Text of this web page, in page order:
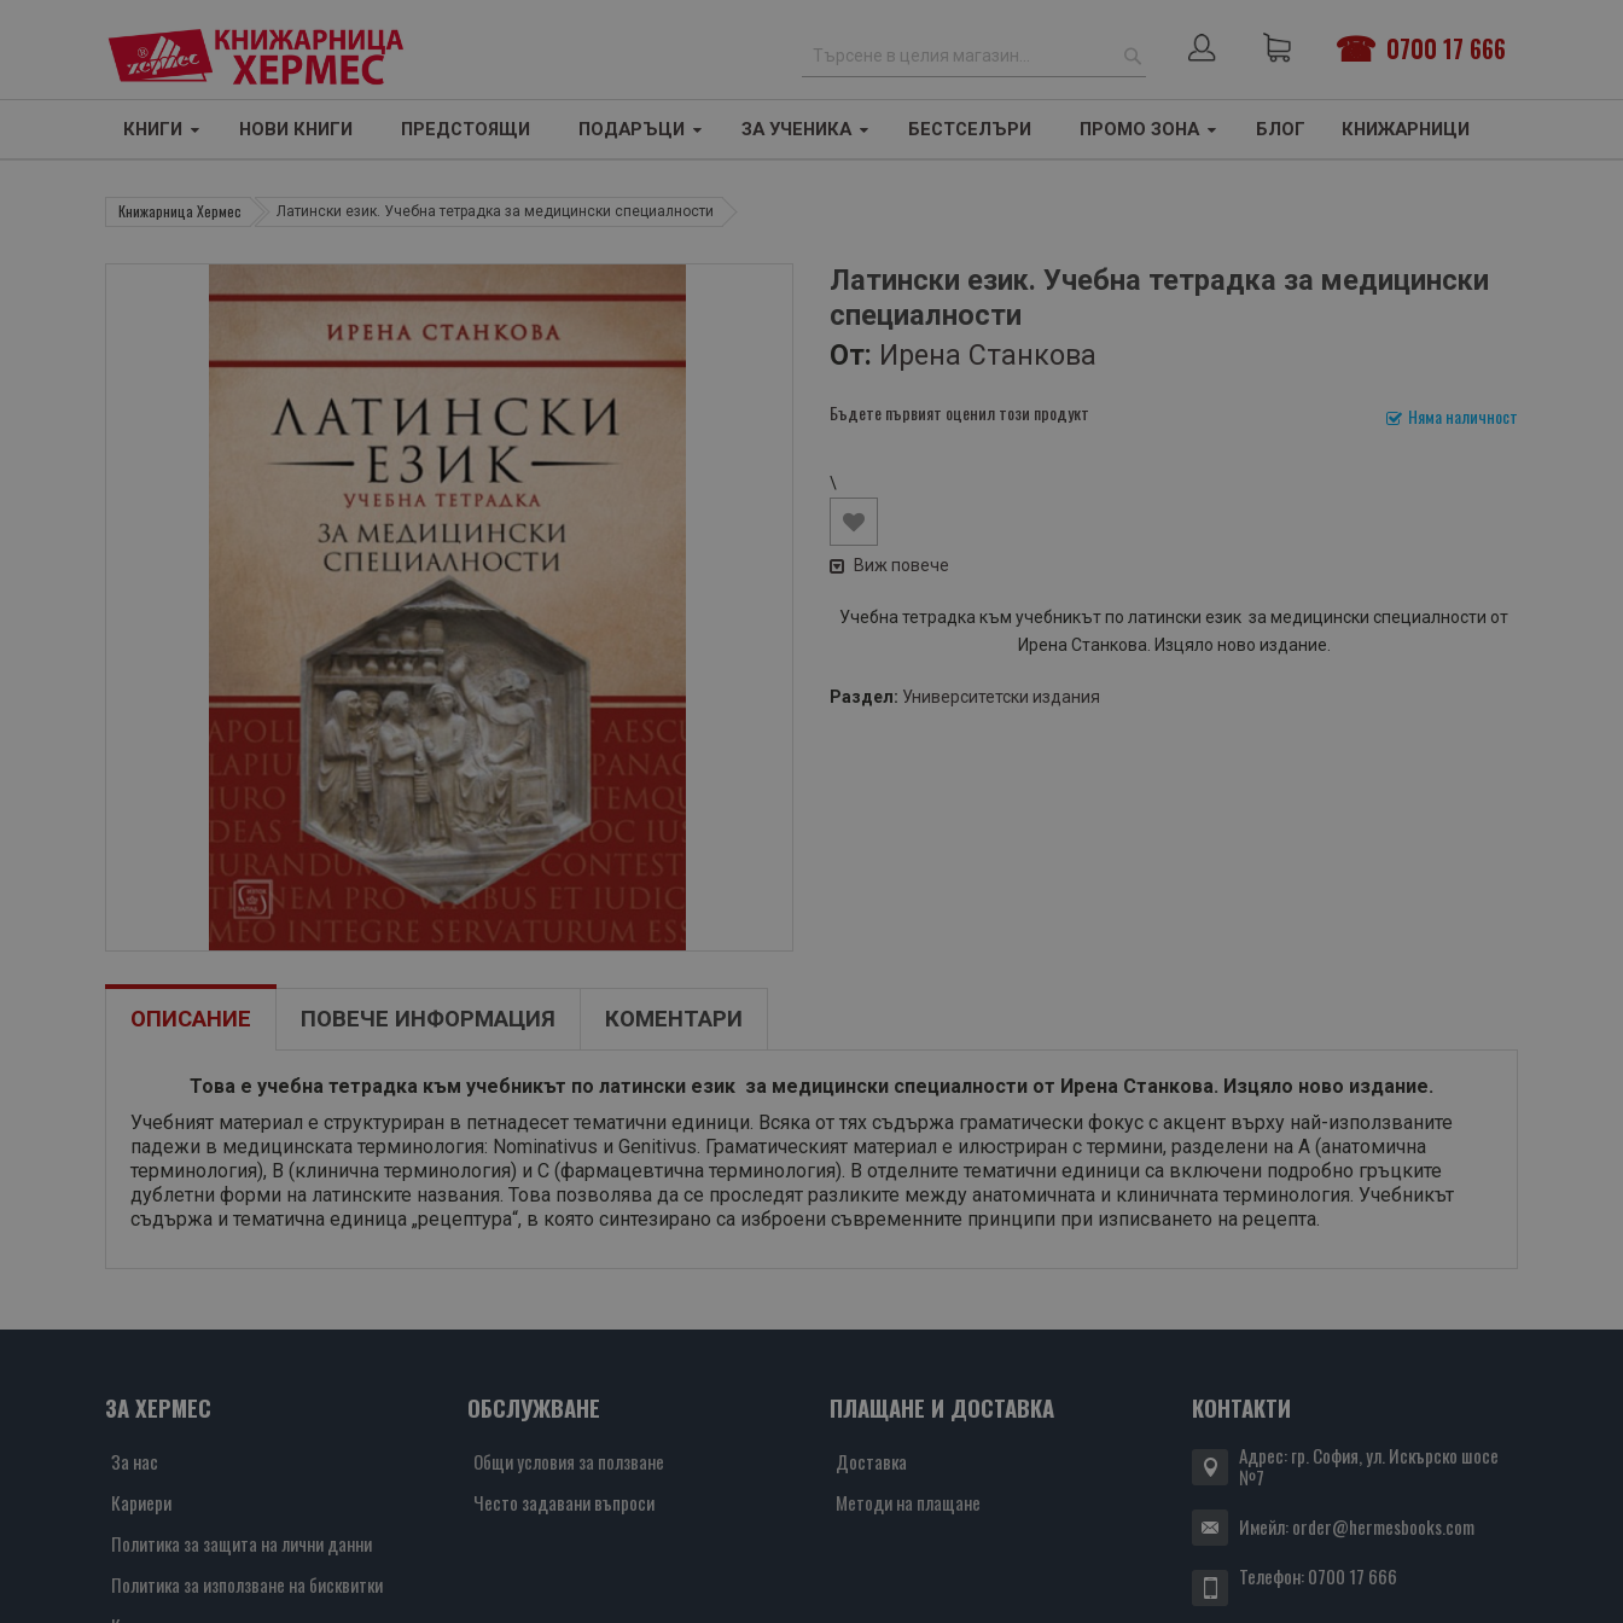
0700 17 666
р
ТЪРСЕНЕ
КНИГИ НОВИ КНИГИ ПРЕДСТОЯЩИ ПОДАРЪЦИ ЗА УЧЕНИКА БЕСТСЕЛЪРИ ПРОМО ЗОНА БЛОГ КНИЖАРНИЦИ
Книжарница Хермес Латински език. Учебна тетрадка за медицински специалности
Латински език. Учебна тетрадка за медицински
специалности
От: Ирена Станкова
Няма наличност
Бъдете първият оценил този продукт
\
Виж повече
Учебна тетрадка към учебникът по латински език за медицински специалности от
Ирена Станкова. Изцяло ново издание.
Раздел: Университетски издания
ОПИСАНИЕ ПОВЕЧЕ ИНФОРМАЦИЯ КОМЕНТАРИ
Това е учебна тетрадка към учебникът по латински език за медицински специалности от Ирена Станкова. Изцяло ново издание.
Учебният материал е структуриран в петнадесет тематични единици. Всяка от тях съдържа граматически фокус с акцент върху най-използваните
падежи в медицинската терминология: Nominativus и Genitivus. Граматическият материал е илюстриран с термини, разделени на А (анатомична
терминология), В (клинична терминология) и С (фармацевтична терминология). В отделните тематични единици са включени подробно гръцките
дублетни форми на латинските названия. Това позволява да се проследят разликите между анатомичната и клиничната терминология. Учебникът
съдържа и тематична единица „рецептура“, в която синтезирано са изброени съвременните принципи при изписването на рецепта.
ЗА ХЕРМЕС
За нас
Кариери
Политика за защита на лични данни
Политика за използване на бисквитки
ОБСЛУЖВАНЕ
Общи условия за ползване
Често задавани въпроси
ПЛАЩАНЕ И ДОСТАВКА
Доставка
Методи на плащане
КОНТАКТИ
Адрес: гр. София, ул. Искърско шосе
№7
Имейл:order@hermesbooks.com
Телефон:0700 17 666